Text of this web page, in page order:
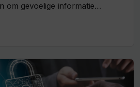
om gevoelige informatie…